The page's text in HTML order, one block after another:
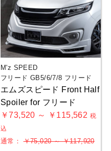
M'z SPEED
フリード GB5/6/7/8 フリード
エムズスピード Front Half
Spoiler for フリード
￥73,520 ～ ￥115,562 税
込
通常：￥75,020 ～ ￥117,920
カートへ進む